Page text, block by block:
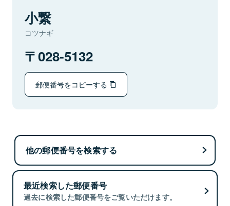
小繋
コツナギ
028-5132
郵便番号をコピーする
他の郵便番号を検索する
最近検索した郵便番号
過去に検索した郵便番号をご覧いただけます。